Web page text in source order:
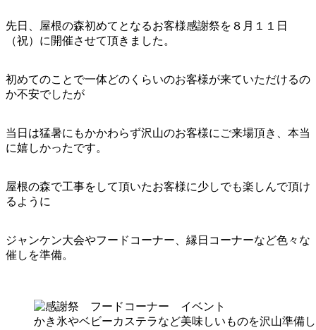
先日、屋根の森初めてとなるお客様感謝祭を８月１１日
（祝）に開催させて頂きました。
初めてのことで一体どのくらいのお客様が来ていただけるの
か不安でしたが
当日は猛暑にもかかわらず沢山のお客様にご来場頂き、本当
に嬉しかったです。
屋根の森で工事をして頂いたお客様に少しでも楽しんで頂け
るように
ジャンケン大会やフードコーナー、縁日コーナーなど色々な
催しを準備。
かき氷やベビーカステラなど美味しいものを沢山準備